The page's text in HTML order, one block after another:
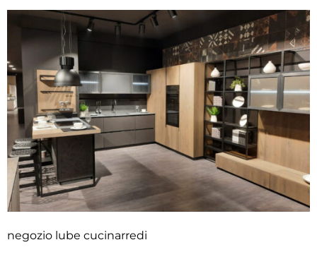
negozio lube cucinarredi